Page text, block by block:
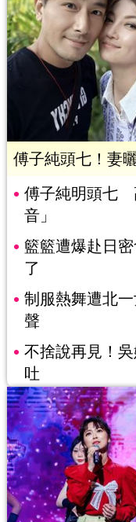
傅子純頭七！妻
傅子純明頭七
音」
籃籃遭爆赴日
了
制服熱舞遭北
聲
不捨說再見！
吐